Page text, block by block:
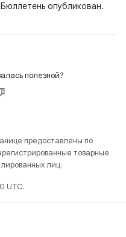
Бюллетень опубликован.
полезной?
предоставлены по
товарные
лиц.
UTC.